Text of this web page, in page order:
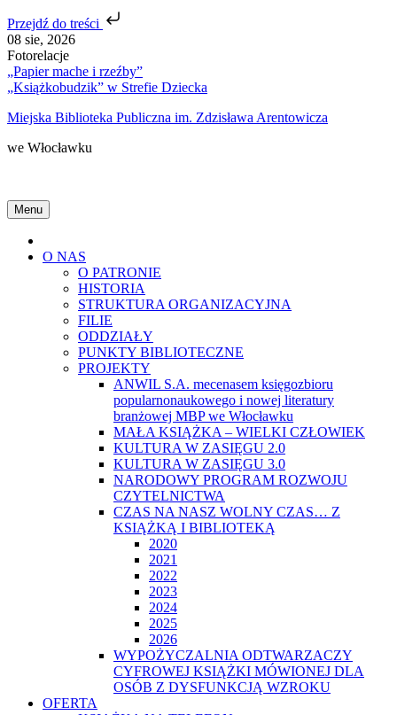
Przejdź do treści
Skip
to
content
08 sie, 2026
Fotorelacje
„Papier mache i rzeźby”
„Książkobudzik” w Strefie Dziecka
Miejska Biblioteka Publiczna im. Zdzisława Arentowicza
we Włocławku
Menu
O NAS
O PATRONIE
HISTORIA
STRUKTURA ORGANIZACYJNA
FILIE
ODDZIAŁY
PUNKTY BIBLIOTECZNE
PROJEKTY
ANWIL S.A. mecenasem księgozbioru
popularnonaukowego i nowej literatury
branżowej MBP we Włocławku
MAŁA KSIĄŻKA – WIELKI CZŁOWIEK
KULTURA W ZASIĘGU 2.0
KULTURA W ZASIĘGU 3.0
NARODOWY PROGRAM ROZWOJU
CZYTELNICTWA
CZAS NA NASZ WOLNY CZAS… Z
KSIĄŻKĄ I BIBLIOTEKĄ
2020
2021
2022
2023
2024
2025
2026
WYPOŻYCZALNIA ODTWARZACZY
CYFROWEJ KSIĄŻKI MÓWIONEJ DLA
OSÓB Z DYSFUNKCJĄ WZROKU
OFERTA